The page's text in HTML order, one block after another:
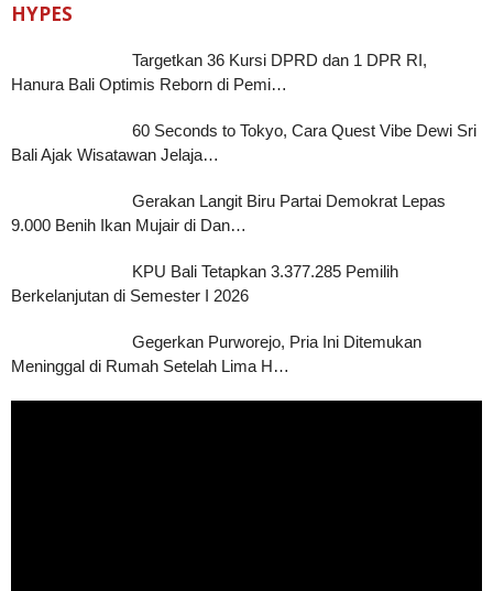
HYPES
Targetkan 36 Kursi DPRD dan 1 DPR RI,
Hanura Bali Optimis Reborn di Pemi…
60 Seconds to Tokyo, Cara Quest Vibe Dewi Sri
Bali Ajak Wisatawan Jelaja…
Gerakan Langit Biru Partai Demokrat Lepas
9.000 Benih Ikan Mujair di Dan…
KPU Bali Tetapkan 3.377.285 Pemilih
Berkelanjutan di Semester I 2026
Gegerkan Purworejo, Pria Ini Ditemukan
Meninggal di Rumah Setelah Lima H…